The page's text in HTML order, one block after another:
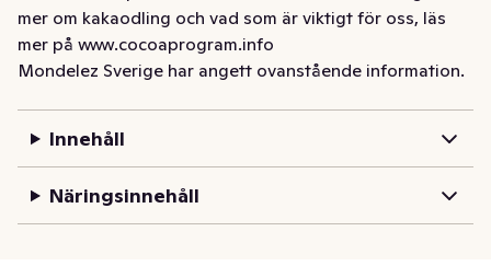
mer om kakaodling och vad som är viktigt för oss, läs
mer på www.cocoaprogram.info
Mondelez Sverige har angett ovanstående information.
Innehåll
Näringsinnehåll